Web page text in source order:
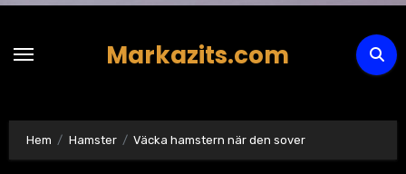
Markazits.com
Hem Hamster Väcka hamstern när den sover